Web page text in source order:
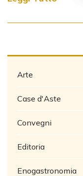
Arte
Case d'Aste
Convegni
Editoria
Enogastronomia